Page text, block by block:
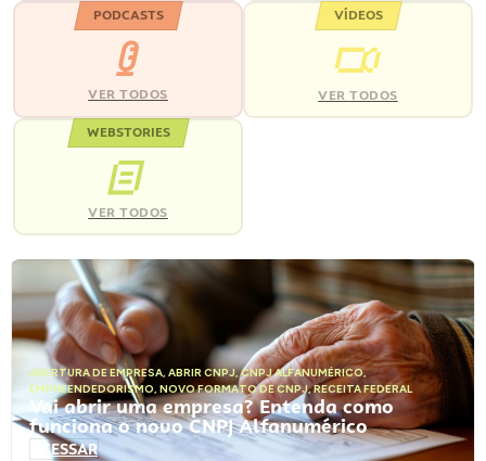
PODCASTS
VER TODOS
VÍDEOS
VER TODOS
WEBSTORIES
VER TODOS
ABERTURA DE EMPRESA, ABRIR CNPJ,CNPJ ALFANUMÉRICO,
EMPREENDEDORISMO, NOVO FORMATO DE CNPJ,RECEITA FEDERAL
Vai abrir uma empresa? Entenda como
funciona o novo CNPJ Alfanumérico
ACESSAR